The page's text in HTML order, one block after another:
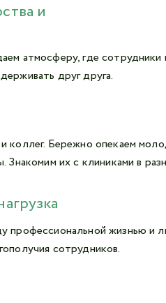
и
атмосферу, где
друг друга.
коллег. Бережно опекаем
их с клиниками в
профессиональной жизнью и
сотрудников.